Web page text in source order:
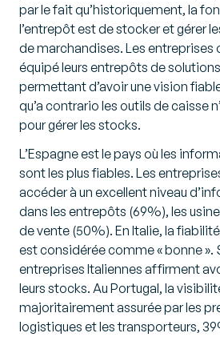
par le fait qu’historiquement, la
l’entrepôt est de stocker et gérer
de marchandises. Les entreprises
équipé leurs entrepôts de
permettant d’avoir une vision
qu’a contrario les outils de caisse
pour gérer les stocks.
L’Espagne est le pays où les
sont les plus fiables. Les
accéder à un excellent niveau
dans les entrepôts (69%), les
de vente (50%). En Italie, la
est considérée comme « bonne ».
entreprises Italiennes affirment
leurs stocks. Au Portugal, la
majoritairement assurée par les
logistiques et les transporteurs,